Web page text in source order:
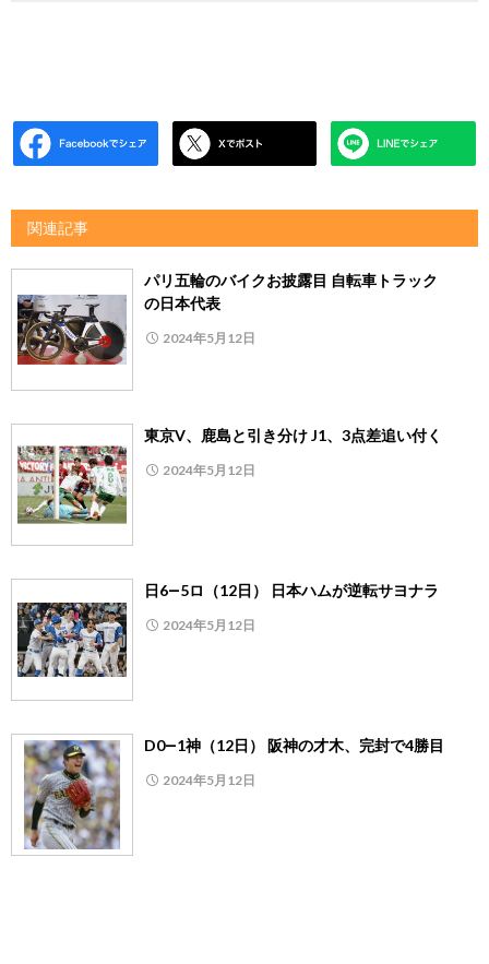
関連記事
パリ五輪のバイクお披露目 自転車トラック
の日本代表
2024年5月12日
東京V、鹿島と引き分け J1、3点差追い付く
2024年5月12日
日6―5ロ（12日） 日本ハムが逆転サヨナラ
2024年5月12日
D0―1神（12日） 阪神の才木、完封で4勝目
2024年5月12日